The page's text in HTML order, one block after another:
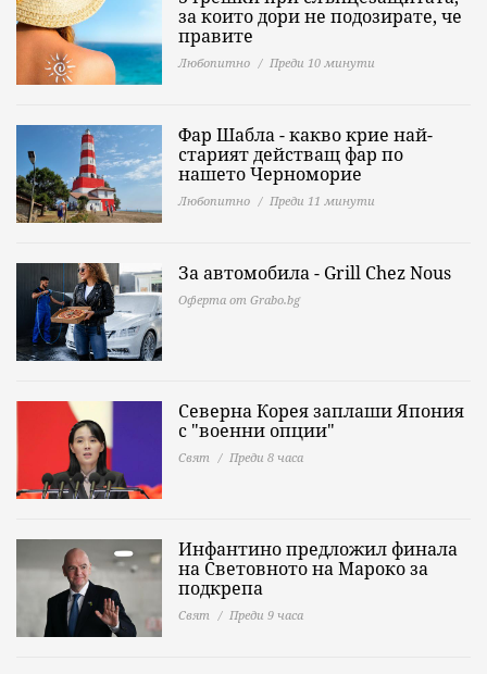
за които дори не подозирате, че
правите
Любопитно Преди 10 минути
Фар Шабла - какво крие най-
старият действащ фар по
нашето Черноморие
Любопитно Преди 11 минути
За автомобила - Grill Chez Nous
Оферта от Grabo.bg
Северна Корея заплаши Япония
с "военни опции"
Свят Преди 8 часа
Инфантино предложил финала
на Световното на Мароко за
подкрепа
Свят Преди 9 часа